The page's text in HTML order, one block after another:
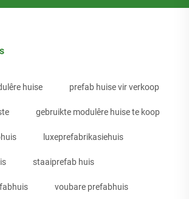
huise prefab huise vir verkoop
gebruikte modulêre huise te koop
luxeprefabrikasiehuis
staaiprefab huis
voubare prefabhuis